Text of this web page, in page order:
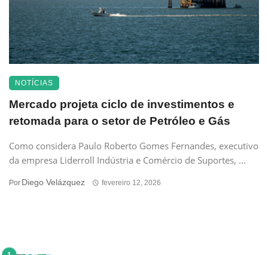
NOTÍCIAS
Mercado projeta ciclo de investimentos e
retomada para o setor de Petróleo e Gás
Como considera Paulo Roberto Gomes Fernandes, executivo
da empresa Liderroll Indústria e Comércio de Suportes, ...
Por Diego Velázquez fevereiro 12, 2026